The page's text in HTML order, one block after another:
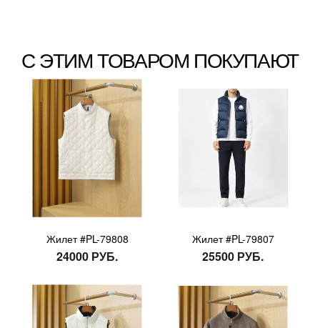
С ЭТИМ ТОВАРОМ ПОКУПАЮТ
Жилет #PL-79808
24000 РУБ.
Жилет #PL-79807
25500 РУБ.